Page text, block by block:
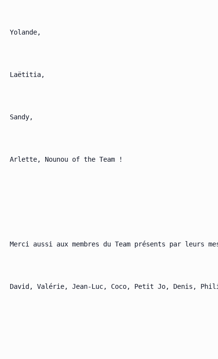
Yolande,
Laëtitia,
Sandy,
Arlette, Nounou of the Team !
Merci aussi aux membres du Team présents par leurs
David, Valérie, Jean-Luc, Coco, Petit Jo, Denis,